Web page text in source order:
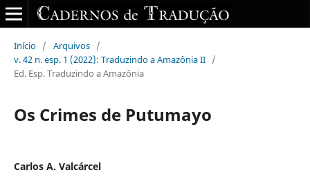
Início / Arquivos /
v. 42 n. esp. 1 (2022): Traduzindo a Amazônia II /
Ed. Esp. Traduzindo a Amazônia
Os Crimes de Putumayo
Carlos A. Valcárcel